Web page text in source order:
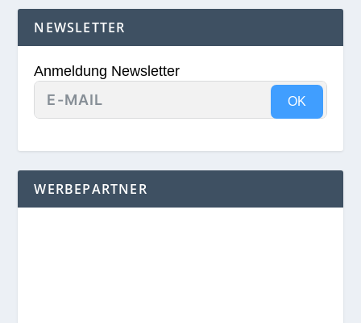
NEWSLETTER
Anmeldung Newsletter
OK
WERBEPARTNER